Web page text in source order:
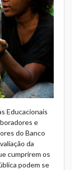
Educacionais
e
do Banco
da
cumprirem os
podem se